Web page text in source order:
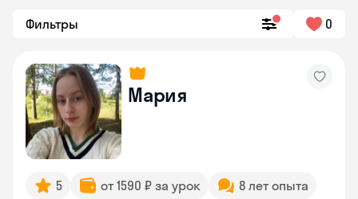
Фильтры 0
Мария
5 от 1590 ₽ за урок
8 лет опыта